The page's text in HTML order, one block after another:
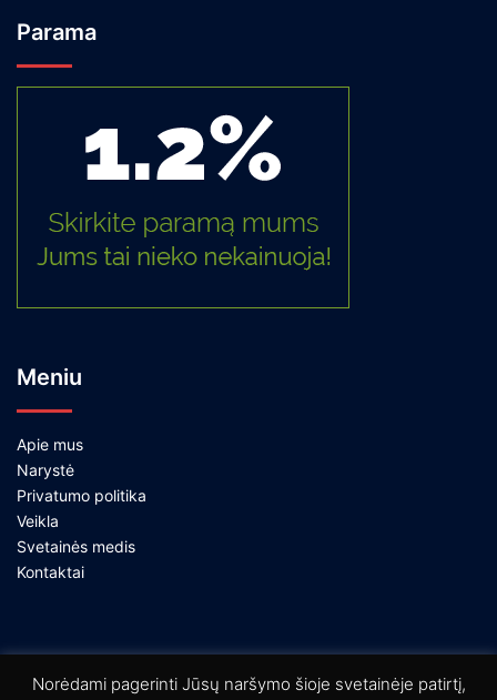
Parama
Meniu
Apie mus
Narystė
Privatumo politika
Veikla
Svetainės medis
Kontaktai
Norėdami pagerinti Jūsų naršymo šioje svetainėje patirtį,